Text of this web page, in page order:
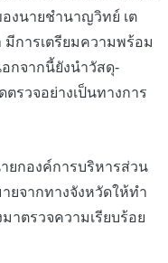
งนายชำนาญวิทย์ เต
มีการเตรียมความพร้อม
กจากนี้ยังนำวัสดุ-
รวจอย่างเป็นทางการ
กองค์การบริหารส่วน
ยจากทางจังหวัดให้ทำ
าตรวจความเรียบร้อย